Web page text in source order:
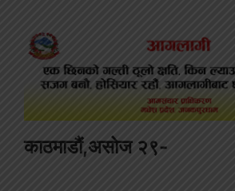
काठमाडौं,असोज २९-